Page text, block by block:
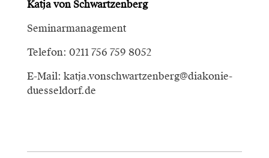
Katja von Schwartzenberg
Seminarmanagement
Telefon: 0211 756 759 8052
E-Mail: katja.vonschwartzenberg@diakonie-
duesseldorf.de